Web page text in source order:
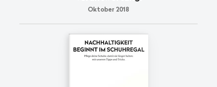
Oktober 2018